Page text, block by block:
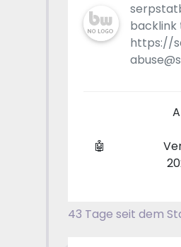
backlink
https://
🤖
43 Tage seit dem